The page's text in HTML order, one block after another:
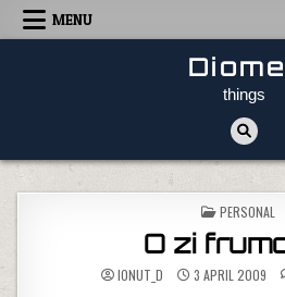
Skip to content
MENU
things
POSTED IN
PERSONAL
O zi
IONUT_D 3 APRIL 2009